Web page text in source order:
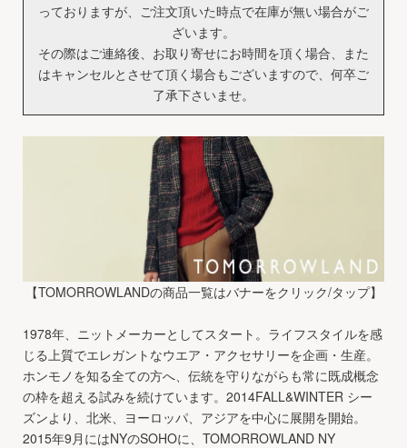
っておりますが、ご注文頂いた時点で在庫が無い場合がご
ざいます。
その際はご連絡後、お取り寄せにお時間を頂く場合、また
はキャンセルとさせて頂く場合もございますので、何卒ご
了承下さいませ。
【TOMORROWLANDの商品一覧はバナーをクリック/タップ】
1978年、ニットメーカーとしてスタート。ライフスタイルを感
じる上質でエレガントなウエア・アクセサリーを企画・生産。
ホンモノを知る全ての方へ、伝統を守りながらも常に既成概念
の枠を超える試みを続けています。2014FALL&WINTER シー
ズンより、北米、ヨーロッパ、アジアを中心に展開を開始。
2015年9月にはNYのSOHOに、TOMORROWLAND NY